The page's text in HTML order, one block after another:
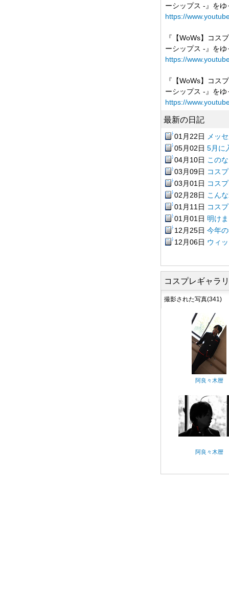
ーシップス -』を
https://
『【WoWs】コス
ーシップス -』を
https://
『【WoWs】コス
ーシップス -』を
https://
最新の日記
01月22日
メッ
05月02日 5月に
04月10日 この
03月09日 コス
03月01日 コス
02月28日 こん
01月11日 コス
01月01日 明け
12月25日 今年
12月06日 ウィ
コスプレギャラ
撮影された写真(341)
阿良々木暦
阿良々木暦